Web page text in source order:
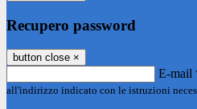
Recupero password
button close ×
E-mail
all'indirizzo indicato con le istruzioni